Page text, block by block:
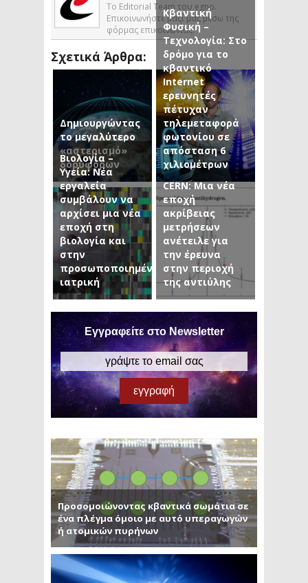
Το Editorial Team του egno.
Επικοινωνήστε μαζί μας μέσω της
φόρμας επικοινωνίας.
Σχετικά Άρθρα:
Δημιουργώντας
το μεγαλύτερο
«αστερισμό»
δορυφόρων
Κβαντική
Φυσική –
Τεχνολογία: Στο
δρόμο για το
κβαντικό
Internet
ερευνητές
πέτυχαν
τηλεμεταφορά
φωτονίου σε
απόσταση 6
χιλιομέτρων
Βιολογία –
Υγεία: Νέα
εργαλεία
συμβάλουν να
αρχίσει μια νέα
εποχή στη
βιολογία και
στην
προσωποποιημένη
ιατρική
CERN: Μια νέα
εποχή
ακρίβειας
μετρήσεων
ανέτειλε για
την έρευνα
στην περιοχή
της αντιύλης
Εγγραφείτε στο Newsletter
Προσομοιώνοντας κβαντικά σωμάτια σε
ένα πλέγμα όμοιο με αυτό υπεραγωγών
ή ατομικών πυρήνων